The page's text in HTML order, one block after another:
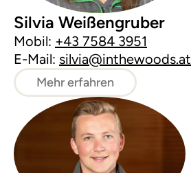
Silvia Weißengruber
Mobil: +43 7584 3951
E-Mail: silvia@inthewoods.at
Mehr erfahren